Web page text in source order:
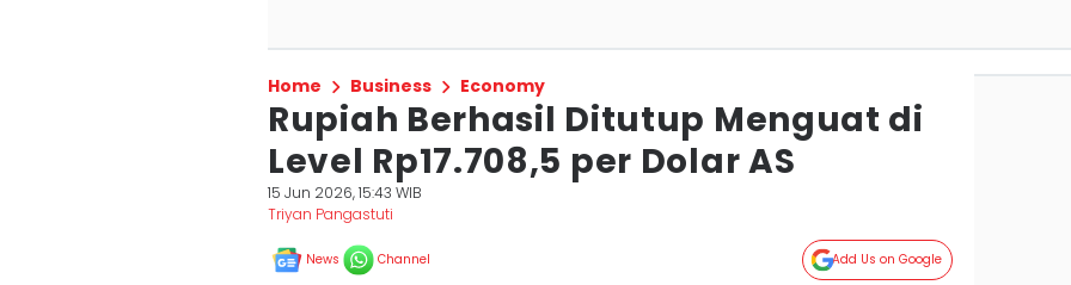
Home Business Economy
Rupiah Berhasil Ditutup Menguat di
Level Rp17.708,5 per Dolar AS
15 Jun 2026, 15:43 WIB
Triyan Pangastuti
News Channel Add Us on Google